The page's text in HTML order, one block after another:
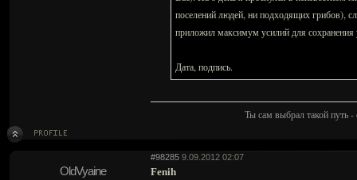
поселений людей, ни подходящих грибов),
приложил максимум усилий для сохранения
Дата, подпись.
Ты сам выбрал такой путь -
#98285 9.09.2012 02:07
OldVyaine
Fenih